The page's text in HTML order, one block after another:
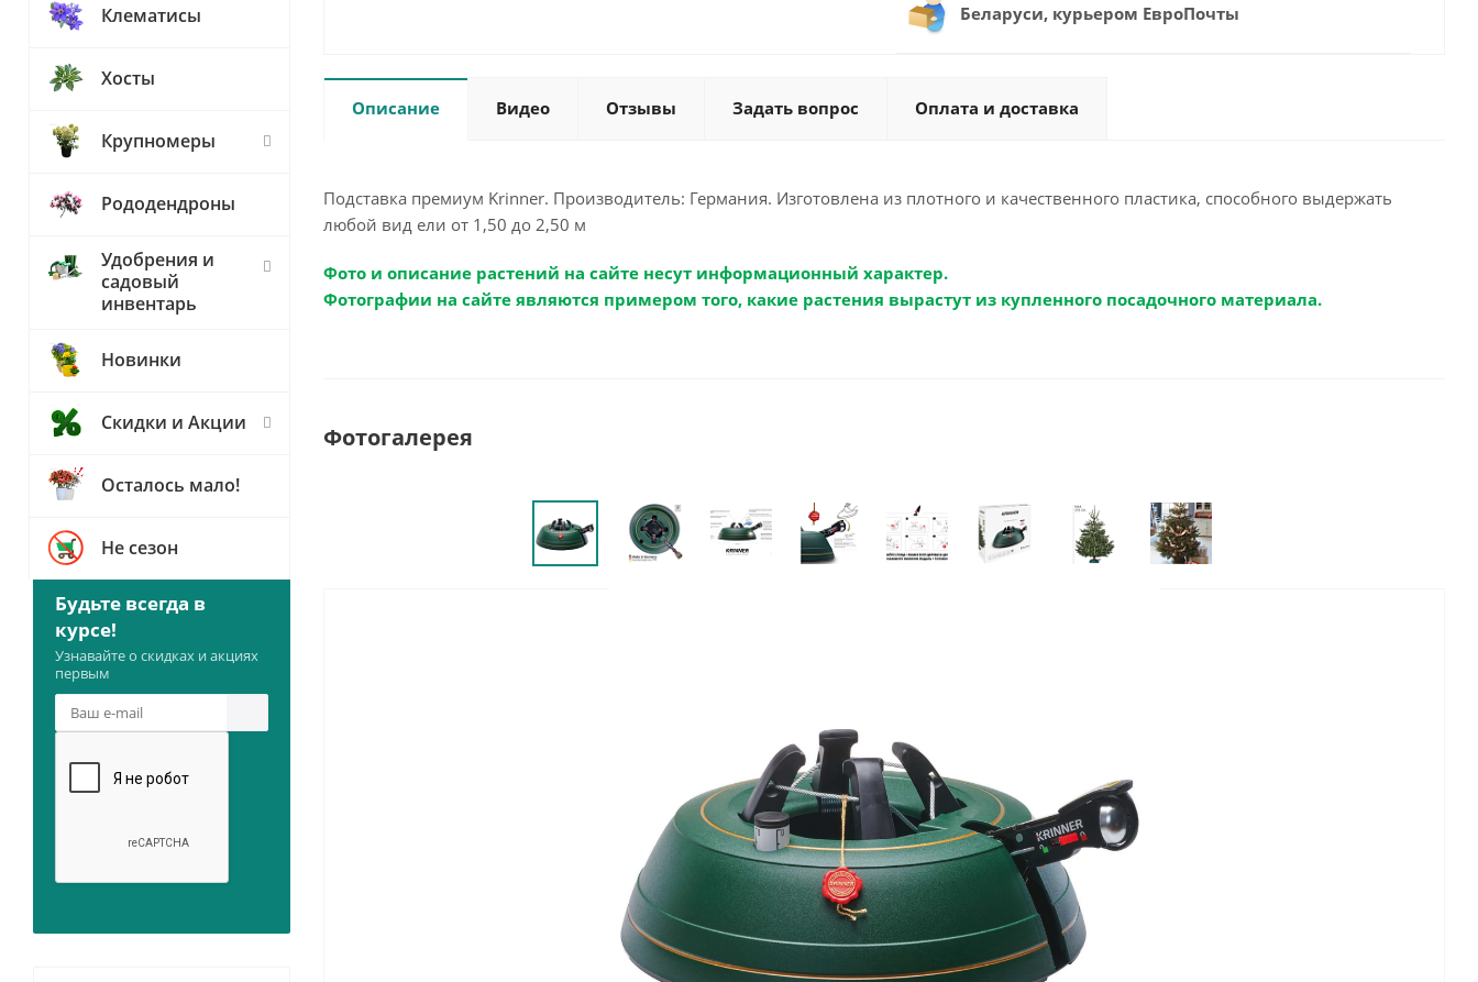
Беларуси, курьером ЕвроПочты
Описание Видео Отзывы Задать вопрос Оплата и доставка
Подставка премиум Krinner. Производитель: Германия. Изготовлена из плотного и качественного пластика, способного выдержать
любой вид ели от 1,50 до 2,50 м
Фото и описание растений на сайте несут информационный характер.
Фотографии на сайте являются примером того, какие растения вырастут из купленного посадочного материала.
Фотогалерея
Клематисы
Хосты
Крупномеры
Рододендроны
Удобрения и
садовый
инвентарь
Новинки
Скидки и Акции
Осталось мало!
Не сезон
Будьте всегда в
курсе!
Узнавайте о скидках и акциях
первым